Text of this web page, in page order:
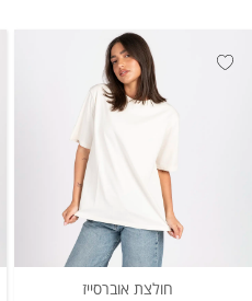
חולצת אוברסייז